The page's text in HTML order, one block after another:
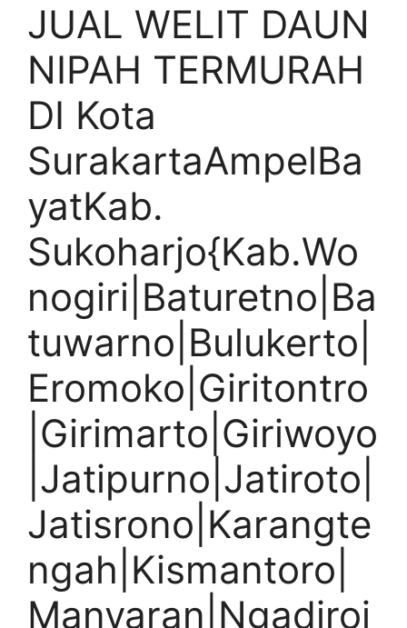
JUAL WELIT DAUN
NIPAH TERMURAH
DI Kota
SurakartaAmpelBa
yatKab.
Sukoharjo{Kab.Wo
nogiri|Baturetno|Ba
tuwarno|Bulukerto|
Eromoko|Giritontro
|Girimarto|Giriwoyo
|Jatipurno|Jatiroto|
Jatisrono|Karangte
ngah|Kismantoro|
Manyaran|Ngadiroj